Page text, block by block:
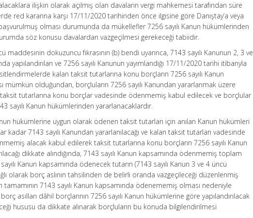
ilişkin olarak açılmış olan davaların vergi mahkemesi tarafından süre
red kararına karşı 17/11/2020 tarihinden önce ilgisine göre Danıştay’a veya
olması durumunda da mükellefler 7256 sayılı Kanun hükümlerinden
söz konusu davalardan vazgeçilmesi gerekeceği tabiidir.
maddesinin dokuzuncu fıkrasının (b) bendi uyarınca, 7143 sayılı Kanunun 2, 3 ve
yapılandırılan ve 7256 sayılı Kanunun yayımlandığı 17/11/2020 tarihi itibarıyla
kalan taksit tutarlarına konu borçların 7256 sayılı Kanun
mümkün olduğundan, borçluların 7256 sayılı Kanundan yararlanmak üzere
tutarlarına konu borçlar vadesinde ödenmemiş kabul edilecek ve borçlular
sayılı Kanun hükümlerinden yararlanacaklardır.
hükümlerine uygun olarak ödenen taksit tutarları için anılan Kanun hükümleri
kadar 7143 sayılı Kanundan yararlanılacağı ve kalan taksit tutarları vadesinde
alacak kabul edilerek taksit tutarlarına konu borçların 7256 sayılı Kanun
dikkate alındığında, 7143 sayılı Kanun kapsamında ödenmemiş toplam
Kanun kapsamında ödenecek tutarın (7143 sayılı Kanun 3 ve 4 üncü
olarak borç aslının tahsilinden de belirli oranda vazgeçileceği düzenlenmiş
7143 sayılı Kanun kapsamında ödenememiş olması nedeniyle
asılları dâhil borçlarının 7256 sayılı Kanun hükümlerine göre yapılandırılacak
hususu da dikkate alınarak borçluların bu konuda bilgilendirilmesi